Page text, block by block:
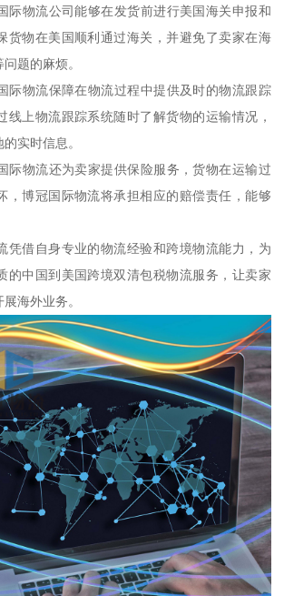
际物流公司能够在发货前进行美国海关申报和
货物在美国顺利通过海关，并避免了卖家在海
题的麻烦。
际物流保障在物流过程中提供及时的物流跟踪
线上物流跟踪系统随时了解货物的运输情况，
实时信息。
际物流还为卖家提供保险服务，货物在运输过
，博冠国际物流将承担相应的赔偿责任，能够
凭借自身专业的物流经验和跨境物流能力，为
的中国到美国跨境双清包税物流服务，让卖家
海外业务。